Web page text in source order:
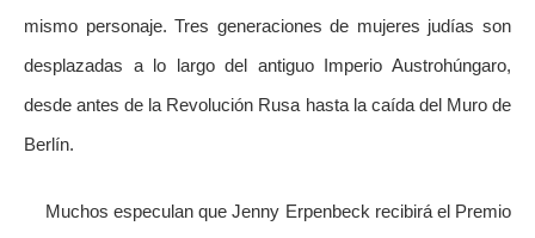
mismo personaje. Tres generaciones de mujeres judías son
desplazadas a lo largo del antiguo Imperio Austrohúngaro,
desde antes de la Revolución Rusa hasta la caída del Muro de
Berlín.
Muchos especulan que Jenny Erpenbeck recibirá el Premio